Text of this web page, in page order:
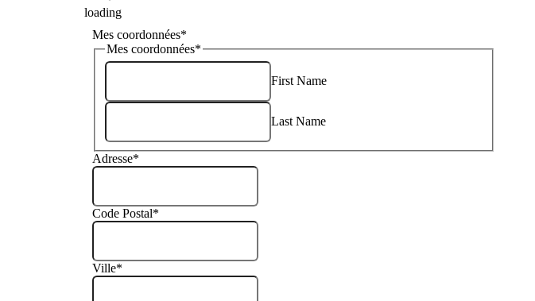
loading
Mes coordonnées*
Mes coordonnées*
First Name
Last Name
Adresse*
Code Postal*
Ville*